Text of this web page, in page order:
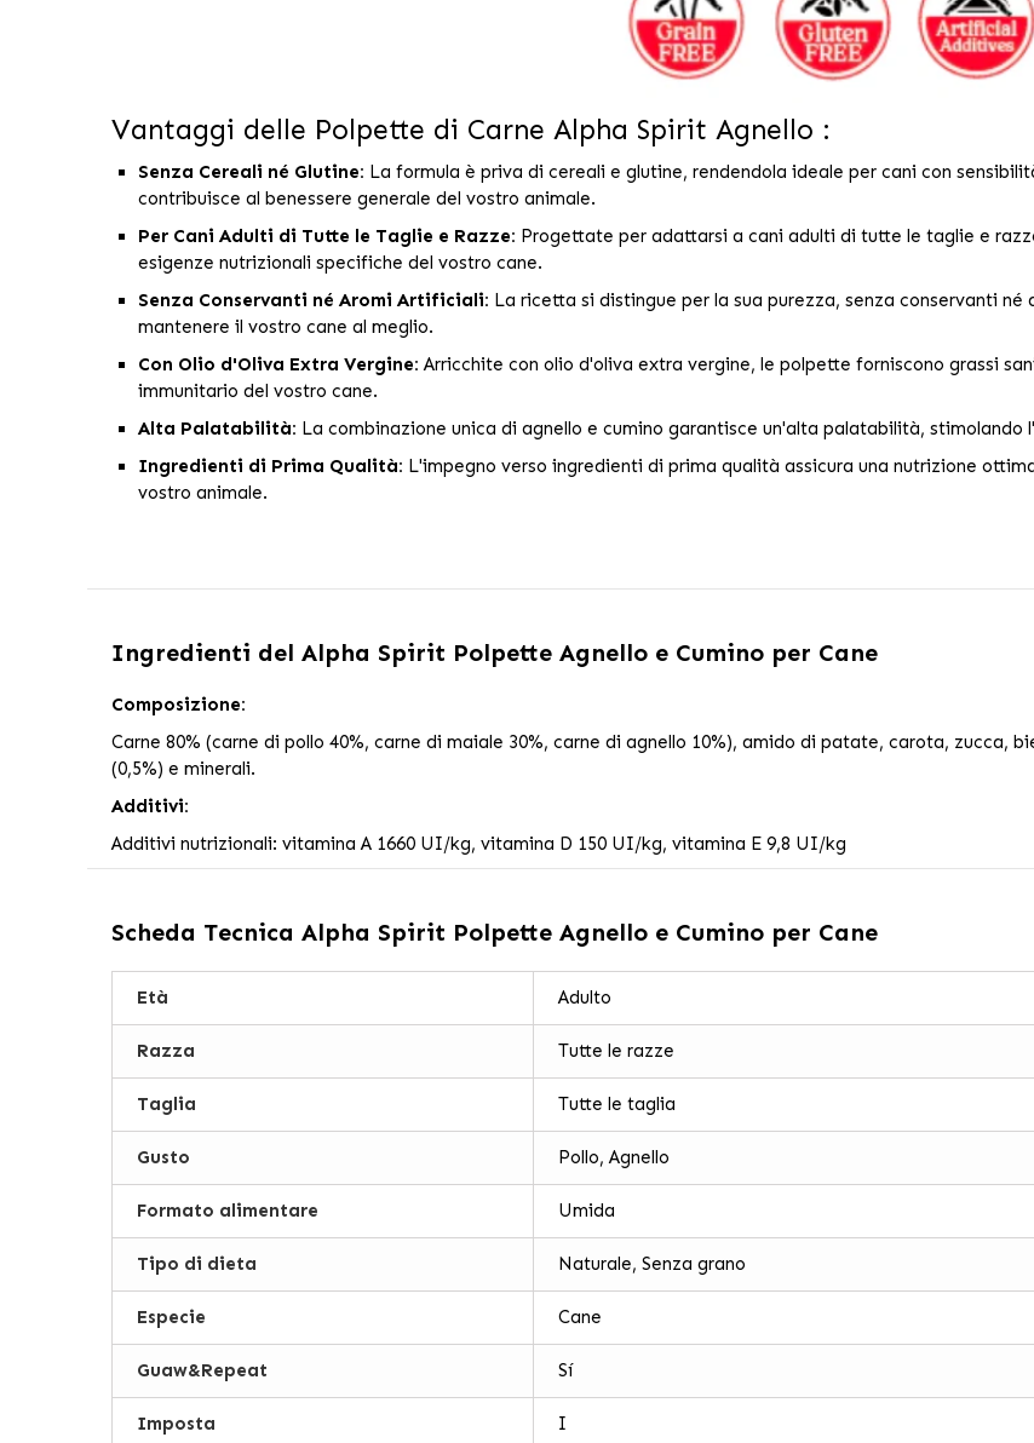
Vantaggi delle Polpette di Carne Alpha Spirit Agnello :
Senza Cereali né Glutine: La formula è priva di cereali e glutine, rendendola ideale per cani con
contribuisce al benessere generale del vostro animale.
Per Cani Adulti di Tutte le Taglie e Razze: Progettate per adattarsi a cani adulti di tutte le taglie e
esigenze nutrizionali specifiche del vostro cane.
Senza Conservanti né Aromi Artificiali: La ricetta si distingue per la sua purezza, senza conservanti
mantenere il vostro cane al meglio.
Con Olio d'Oliva Extra Vergine: Arricchite con olio d'oliva extra vergine, le polpette forniscono grassi
immunitario del vostro cane.
Alta Palatabilità: La combinazione unica di agnello e cumino garantisce un'alta palatabilità,
Ingredienti di Prima Qualità: L'impegno verso ingredienti di prima qualità assicura una nutrizione
vostro animale.
Ingredienti del Alpha Spirit Polpette Agnello e Cumino per Cane
Composizione:
Carne 80% (carne di pollo 40%, carne di maiale 30%, carne di agnello 10%), amido di patate, carota, zucca,
(0,5%) e minerali.
Additivi:
Additivi nutrizionali: vitamina A 1660 UI/kg, vitamina D 150 UI/kg, vitamina E 9,8 UI/kg
Scheda Tecnica Alpha Spirit Polpette Agnello e Cumino per Cane
Età Adulto
Razza Tutte le razze
Taglia Tutte le taglia
Gusto Pollo, Agnello
Formato alimentare Umida
Tipo di dieta Naturale, Senza grano
Especie Cane
Guaw&Repeat Sí
Imposta I